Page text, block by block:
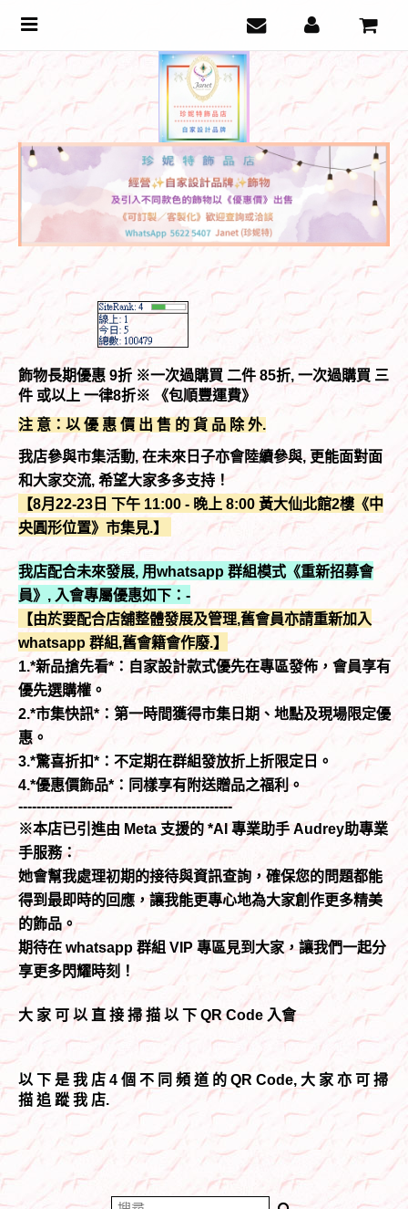
飾物長期優惠 9折 ※一次過購買 二件 85折, 一次過購買 三
件 或以上 一律8折※ 《包順豐運費》
注 意：以 優 惠 價 出 售 的 貨 品 除 外.
我店參與市集活動, 在未來日子亦會陸續參與, 更能面對面
和大家交流, 希望大家多多支持！
【8月22-23日 下午 11:00 - 晚上 8:00 黃大仙北館2樓《中
央圓形位置》市集見.】
我店配合未來發展, 用whatsapp 群組模式《重新招募會
員》, 入會專屬優惠如下：-
【由於要配合店舖整體發展及管理,舊會員亦請重新加入
whatsapp 群組,舊會籍會作廢.】
1.*新品搶先看*：自家設計款式優先在專區發佈，會員享有
優先選購權。
2.*市集快訊*：第一時間獲得市集日期、地點及現場限定優
惠。
3.*驚喜折扣*：不定期在群組發放折上折限定日。
4.*優惠價飾品*：同樣享有附送贈品之福利。
-----------------------------------------------
※本店已引進由 Meta 支援的 *AI 專業助手 Audrey助專業
手服務：
她會幫我處理初期的接待與資訊查詢，確保您的問題都能
得到最即時的回應，讓我能更專心地為大家創作更多精美
的飾品。
期待在 whatsapp 群組 VIP 專區見到大家，讓我們一起分
享更多閃耀時刻！
大 家 可 以 直 接 掃 描 以 下 QR Code 入會
以 下 是 我 店 4 個 不 同 頻 道 的 QR Code, 大 家 亦 可 掃
描 追 蹤 我 店.
Toggle